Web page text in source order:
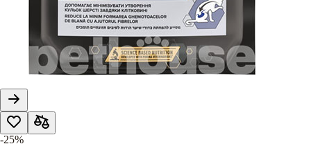
-25%